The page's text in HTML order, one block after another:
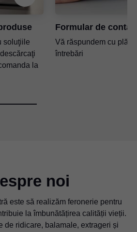
soluţiile
la
Formular de
Vă răspundem cu
întrebări
noi
este să realizăm feronerie pentru
la îmbunătățirea calității vieții.
de ridicare, balamale, extrageri și